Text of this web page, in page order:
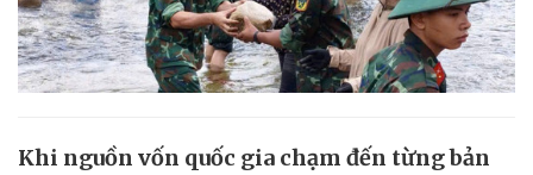
Khi nguồn vốn quốc gia chạm đến từng bản